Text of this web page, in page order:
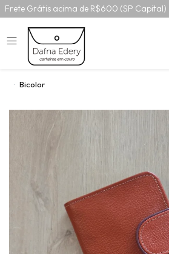
Frete Grátis acima de R$600 (SP Capital)
Bicolor